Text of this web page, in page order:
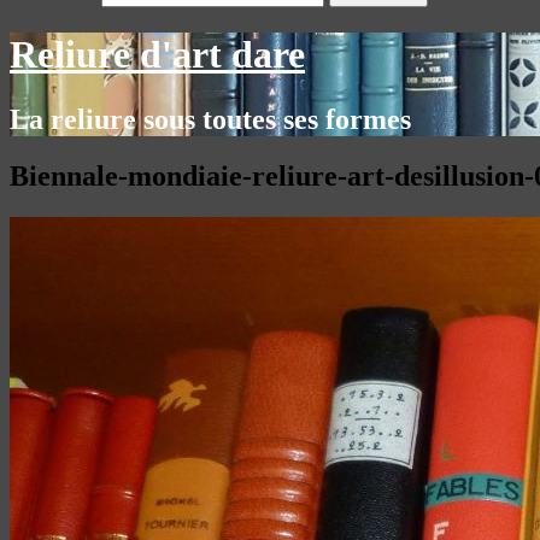
Reliure d'art dare
La reliure sous toutes ses formes
Biennale-mondiaie-reliure-art-desillusion-